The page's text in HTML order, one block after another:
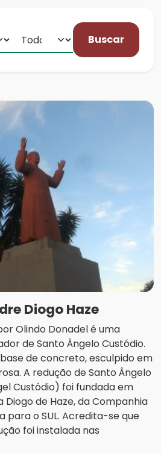
Buscar
Diogo Haze
Olindo Donadel é uma
de Santo Ângelo Custódio.
de concreto, esculpido em
A redução de Santo Ângelo
Custódio) foi fundada em
Diogo de Haze, da Companhia
para o SUL. Acredita-se que
foi instalada nas